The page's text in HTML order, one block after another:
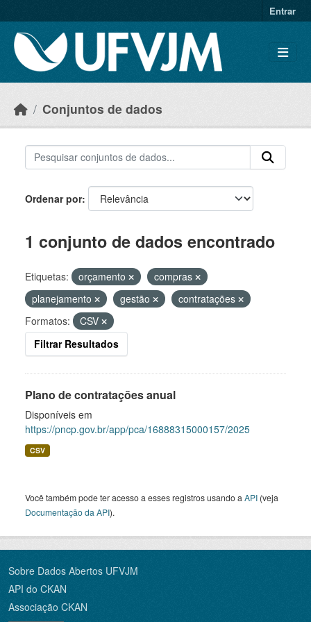
Entrar
Conjuntos de dados
Ordenar por
1 conjunto de dados encontrado
Etiquetas: orçamento
compras
planejamento
gestão
contratações
Formatos:
CSV
Filtrar Resultados
Plano de contratações anual
Disponíveis em
https://pncp.gov.br/app/pca/16888315000157/2025
CSV
Você também pode ter acesso a esses registros usando a API (veja
Documentação da API).
Sobre Dados Abertos UFVJM
API do CKAN
Associação CKAN